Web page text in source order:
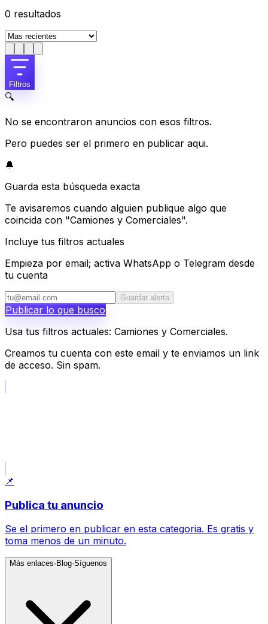
0 resultados
Filtros
🔍
No se encontraron anuncios con esos filtros.
Pero puedes ser el primero en publicar aqui.
🔔
Guarda esta búsqueda exacta
Te avisaremos cuando alguien publique algo que
coincida con "Camiones y Comerciales".
Incluye tus filtros actuales
Empieza por email; activa WhatsApp o Telegram desde
tu cuenta
Guardar alerta
Publicar lo que busco
Usa tus filtros actuales: Camiones y Comerciales.
Creamos tu cuenta con este email y te enviamos un link
de acceso. Sin spam.
📌
Publica tu anuncio
Se el primero en publicar en esta categoria. Es gratis y
toma menos de un minuto.
Más enlaces· Blog·Síguenos